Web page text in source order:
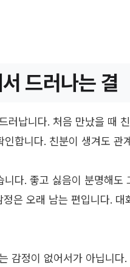
드러나는 결
러납니다. 처음 만났을 때
합니다. 친분이 생겨도 관
다. 좋고 싫음이 분명해
은 오래 남는 편입니다.
감정이 없어서가 아닙니